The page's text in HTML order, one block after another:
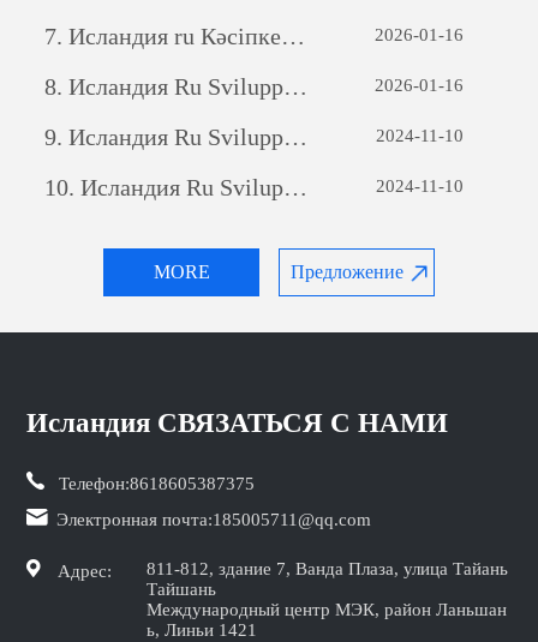
MORE Предложение
7. Исландия ru Кәсіпкерлік әлеуетті ашу: жеке бағдарламалық қамтамасыз етуді дамытудың күші 2026-01-16
8. Исландия Ru Sviluppo di siti web per il commercio estero: una guida completa 2026-01-16
9. Исландия Ru Sviluppo di siti web per il commercio estero: una guida completa 2024-11-10
10. Исландия Ru Sviluppo di siti web per il commercio estero: una guida completa 2024-11-10
Исландия СВЯЗАТЬСЯ С НАМИ
Телефон:8618605387375
Электронная почта:185005711@qq.com
Адрес:
811-812, здание 7, Ванда Плаза, улица Тайань
Тайшань
Международный центр МЭК, район Ланьшан
ь, Линьи 1421